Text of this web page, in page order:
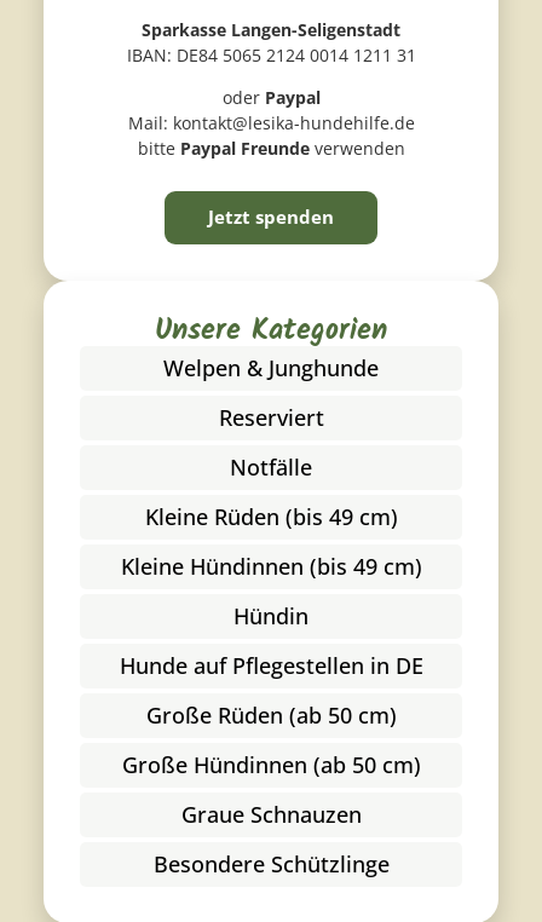
Sparkasse Langen-Seligenstadt
IBAN: DE84 5065 2124 0014 1211 31
oder Paypal
Mail: kontakt@lesika-hundehilfe.de
bitte Paypal Freundeverwenden
Jetzt spenden
Unsere Kategorien
Welpen & Junghunde
Reserviert
Notfälle
Kleine Rüden (bis 49 cm)
Kleine Hündinnen (bis 49 cm)
Hündin
Hunde auf Pflegestellen in DE
Große Rüden (ab 50 cm)
Große Hündinnen (ab 50 cm)
Graue Schnauzen
Besondere Schützlinge